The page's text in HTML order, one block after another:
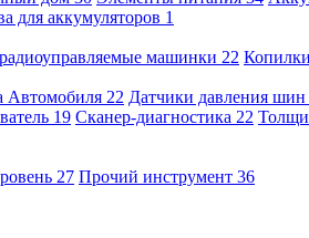
для аккумуляторов 1
машинки 22 Копилки
Автомобиля 22 Датчики давления шин
19 Сканер-диагностика 22
27 Прочий инструмент 36